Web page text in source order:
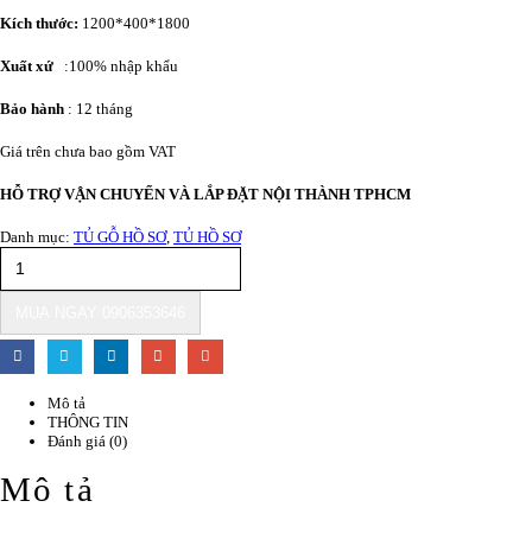
Kích thước: 1200*400*1800
Xuất xứ :100% nhập khẩu
Bảo hành : 12 tháng
Giá trên chưa bao gồm VAT
HỖ TRỢ VẬN CHUYỂN VÀ LẮP ĐẶT NỘI THÀNH TPHCM
Danh mục: TỦ GỖ HỒ SƠ, TỦ HỒ SƠ
Mô tả
THÔNG TIN
Đánh giá (0)
Mô tả